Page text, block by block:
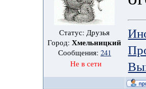
Статус: Друзья
Город:Хмельницкий
Сообщения: 241
Не в сети